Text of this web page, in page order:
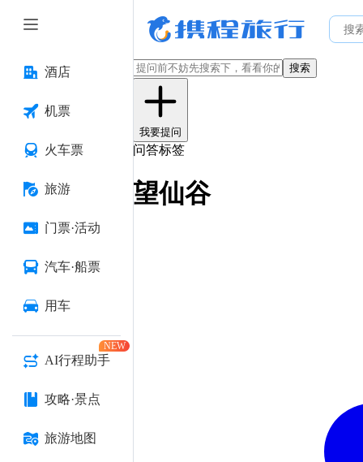
酒店
机票
火车票
旅游
门票·活动
汽车·船票
用车
AI行程助手
NEW
攻略·景点
旅游地图
搜索
我要提问
问答标签
望仙谷